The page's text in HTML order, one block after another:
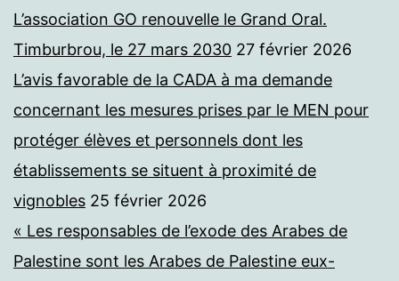
L’association GO renouvelle le Grand Oral.
Timburbrou, le 27 mars 2030 27 février 2026
L’avis favorable de la CADA à ma demande
concernant les mesures prises par le MEN pour
protéger élèves et personnels dont les
établissements se situent à proximité de
vignobles 25 février 2026
« Les responsables de l’exode des Arabes de
Palestine sont les Arabes de Palestine eux-